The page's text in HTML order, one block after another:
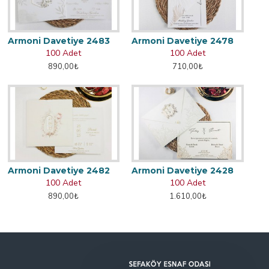
Armoni Davetiye 2483
100 Adet
890,00₺
Armoni Davetiye 2478
100 Adet
710,00₺
Armoni Davetiye 2482
100 Adet
890,00₺
Armoni Davetiye 2428
100 Adet
1.610,00₺